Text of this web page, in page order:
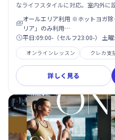
なライフスタイルに対応。室内外に

オールエリア利用 ※ホットヨガ
リア」のみ利用…
平日:09:00-（セルフ23:00-） 土
オンラインレッスン クレカ支
詳しく見る